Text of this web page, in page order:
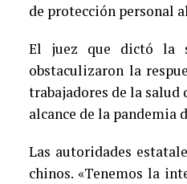
de protección personal
El juez que dictó la
obstaculizaron la
trabajadores de la salud
alcance de la pandemia
Las autoridades
chinos. «Tenemos la